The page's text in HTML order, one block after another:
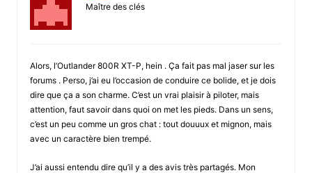
Maître des clés
Alors, l’Outlander 800R XT-P, hein . Ça fait pas mal jaser sur les
forums . Perso, j’ai eu l’occasion de conduire ce bolide, et je dois
dire que ça a son charme. C’est un vrai plaisir à piloter, mais
attention, faut savoir dans quoi on met les pieds. Dans un sens,
c’est un peu comme un gros chat : tout douuux et mignon, mais
avec un caractère bien trempé.
J’ai aussi entendu dire qu’il y a des avis très partagés. Mon